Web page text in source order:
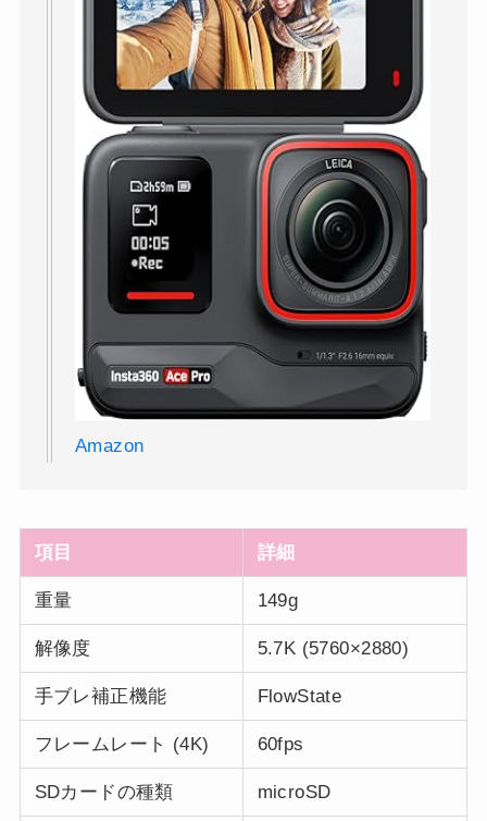
Amazon
項目 詳細
重量 149g
解像度 5.7K (5760×2880)
手ブレ補正機能 FlowState
フレームレート (4K) 60fps
SDカードの種類 microSD